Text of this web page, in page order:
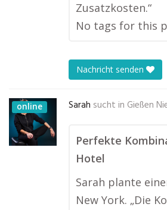
Zusatzkosten.“
No tags for this
Nachricht senden
online Sarah sucht in Gießen
Perfekte
Hotel
Sarah plante
New York. „Die